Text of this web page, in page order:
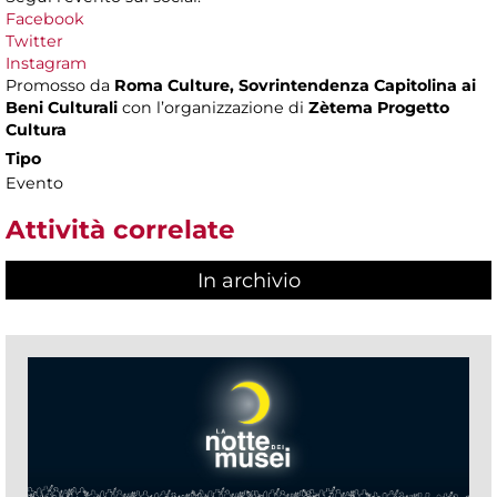
Facebook
Twitter
Instagram
Promosso da Roma Culture, Sovrintendenza Capitolina ai
Beni Culturali con l’organizzazione di Zètema Progetto
Cultura
Tipo
Evento
Attività correlate
In archivio